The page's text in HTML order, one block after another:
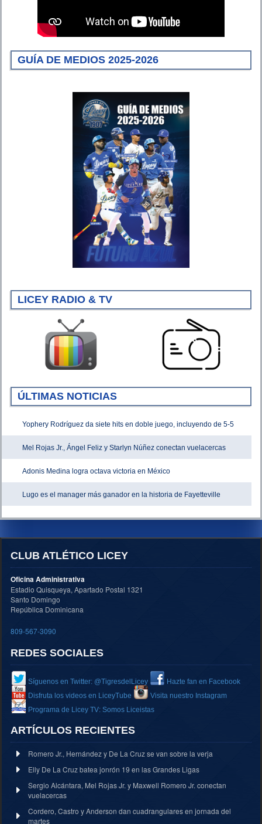
GUÍA DE MEDIOS 2025-2026
LICEY RADIO & TV
ÚLTIMAS NOTICIAS
Yophery Rodríguez da siete hits en doble juego, incluyendo de 5-5
Mel Rojas Jr., Ángel Feliz y Starlyn Núñez conectan vuelacercas
Adonis Medina logra octava victoria en México
Lugo es el manager más ganador en la historia de Fayetteville
CLUB ATLÉTICO LICEY
Oficina Administrativa
Estadio Quisqueya, Apartado Postal 1321
Santo Domingo
República Dominicana
809-567-3090
REDES SOCIALES
Síguenos en Twitter: @TigresdelLicey
Hazte fan en Facebook
Disfruta los videos en LiceyTube
Visita nuestro Instagram
Programa de Licey TV: Somos Liceistas
ARTÍCULOS RECIENTES
Romero Jr., Hernández y De La Cruz se van sobre la verja
Elly De La Cruz batea jonrón 19 en las Grandes Ligas
Sergio Alcántara, Mel Rojas Jr. y Maxwell Romero Jr. conectan
vuelacercas
Cordero, Castro y Anderson dan cuadrangulares en jornada del
martes